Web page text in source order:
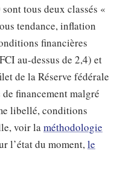
tous deux classés «
tendance, inflation
financières
au-dessus de 2,4) et
de la Réserve fédérale
financement malgré
libellé, conditions
voir laméthodologie
l’état du moment,le